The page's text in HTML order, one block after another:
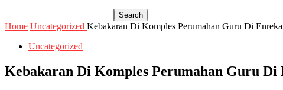
Home Uncategorized Kebakaran Di Komples Perumahan Guru Di
Uncategorized
Kebakaran Di Komples Perumahan Guru Di